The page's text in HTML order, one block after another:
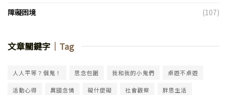
障礙困境
(107)
文章關鍵字 ｜Tag
人人平等？個鬼！ 思念包圍 我和我的小鬼們 桌遊不桌遊
活動心得 異國念情 礙什麼礙 社會觀察 胖思生活